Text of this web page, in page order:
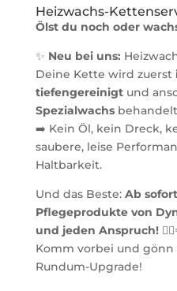
Heizwachs-
Ölst du noch oder
✨ Neu bei uns:
Deine Kette wird zuerst
tiefengereinigtund
Spezialwachs
➡️ Kein Öl, kein Dreck,
saubere, leise
Haltbarkeit.
Und das Beste: Ab
Pflegeprodukte von
und jeden Anspruch!
Komm vorbei und gönn
Rundum-Upgrade!